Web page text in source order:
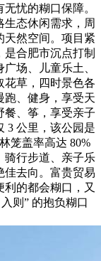
忧的糊口保障。
生态休闲需求，周
天然空间。项目紧
合肥市沉点打制
场、儿童乐土、
花草，四时景色各
跑、健身，享受天
餐、筝，享受亲子
3 公里，该公园是
笼盖率高达 80%
骑行步道、亲子乐
佳去向。富贵贸易
的都会糊口，又
则” 的抱负糊口